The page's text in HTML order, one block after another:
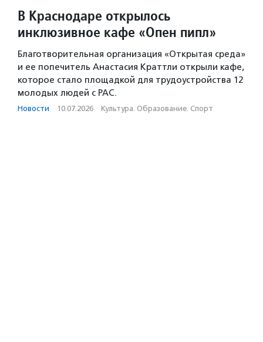
В Краснодаре открылось
инклюзивное кафе «Опен пипл»
Благотворительная организация «Открытая среда»
и ее попечитель Анастасия Краттли открыли кафе,
которое стало площадкой для трудоустройства 12
молодых людей с РАС.
Новости · 10.07.2026 · Культура. Образование. Спорт